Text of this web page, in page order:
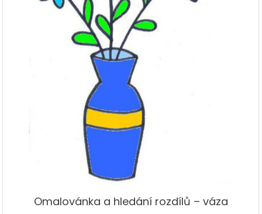
Omalovánka a hledání rozdílů – váza